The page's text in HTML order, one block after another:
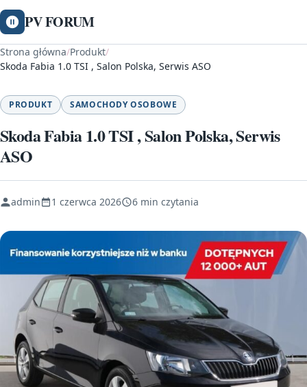
PV FORUM
Strona główna/Produkt/
Skoda Fabia 1.0 TSI , Salon Polska, Serwis ASO
PRODUKT SAMOCHODY OSOBOWE
Skoda Fabia 1.0 TSI , Salon Polska, Serwis
ASO
admin 1 czerwca 2026 6 min czytania